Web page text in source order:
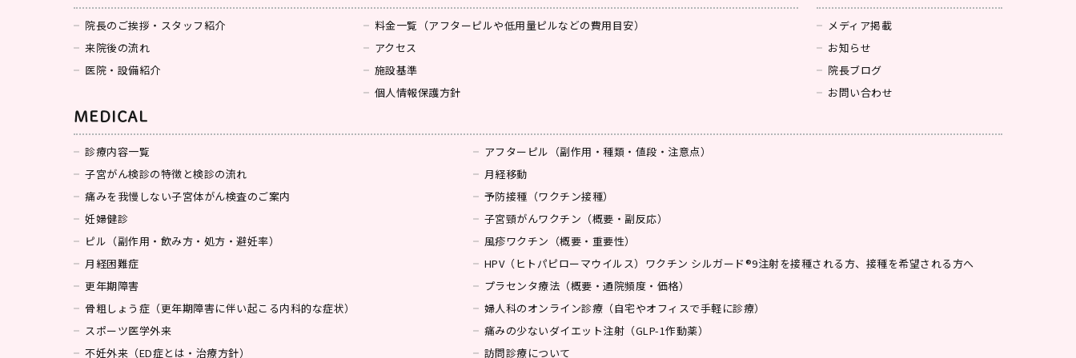
院長のご挨拶・スタッフ紹介
来院後の流れ
医院・設備紹介
料金一覧（アフターピルや低用量ピルなどの費用目安）
アクセス
施設基準
個人情報保護方針
メディア掲載
お知らせ
院長ブログ
お問い合わせ
MEDICAL
診療内容一覧
子宮がん検診の特徴と検診の流れ
痛みを我慢しない子宮体がん検査のご案内
妊婦健診
ピル（副作用・飲み方・処方・避妊率）
月経困難症
更年期障害
骨粗しょう症（更年期障害に伴い起こる内科的な症状）
スポーツ医学外来
不妊外来（ED症とは・治療方針）
アフターピル（副作用・種類・値段・注意点）
月経移動
予防接種（ワクチン接種）
子宮頸がんワクチン（概要・副反応）
風疹ワクチン（概要・重要性）
HPV（ヒトパピローマウイルス）ワクチン シルガード®9注射を接種される方、接種を希望される方へ
プラセンタ療法（概要・通院頻度・価格）
婦人科のオンライン診療（自宅やオフィスで手軽に診療）
痛みの少ないダイエット注射（GLP-1作動薬）
訪問診療について